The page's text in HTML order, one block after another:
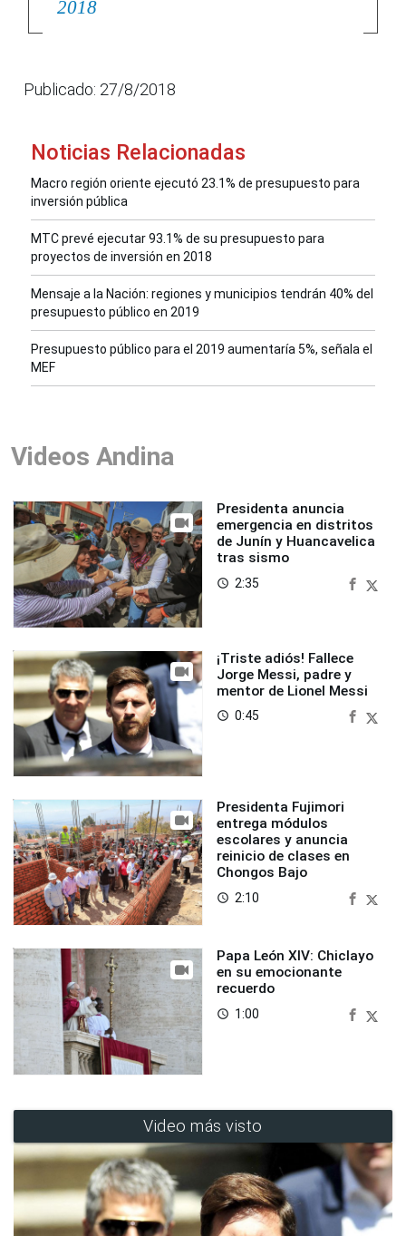
2018
Publicado: 27/8/2018
Noticias Relacionadas
Macro región oriente ejecutó 23.1% de presupuesto para
inversión pública
MTC prevé ejecutar 93.1% de su presupuesto para
proyectos de inversión en 2018
Mensaje a la Nación: regiones y municipios tendrán 40% del
presupuesto público en 2019
Presupuesto público para el 2019 aumentaría 5%, señala el
MEF
Videos Andina
Presidenta anuncia
emergencia en distritos
de Junín y Huancavelica
tras sismo
access_time 2:35
¡Triste adiós! Fallece
Jorge Messi, padre y
mentor de Lionel Messi
access_time 0:45
Presidenta Fujimori
entrega módulos
escolares y anuncia
reinicio de clases en
Chongos Bajo
access_time 2:10
Papa León XIV: Chiclayo
en su emocionante
recuerdo
access_time 1:00
Video más visto